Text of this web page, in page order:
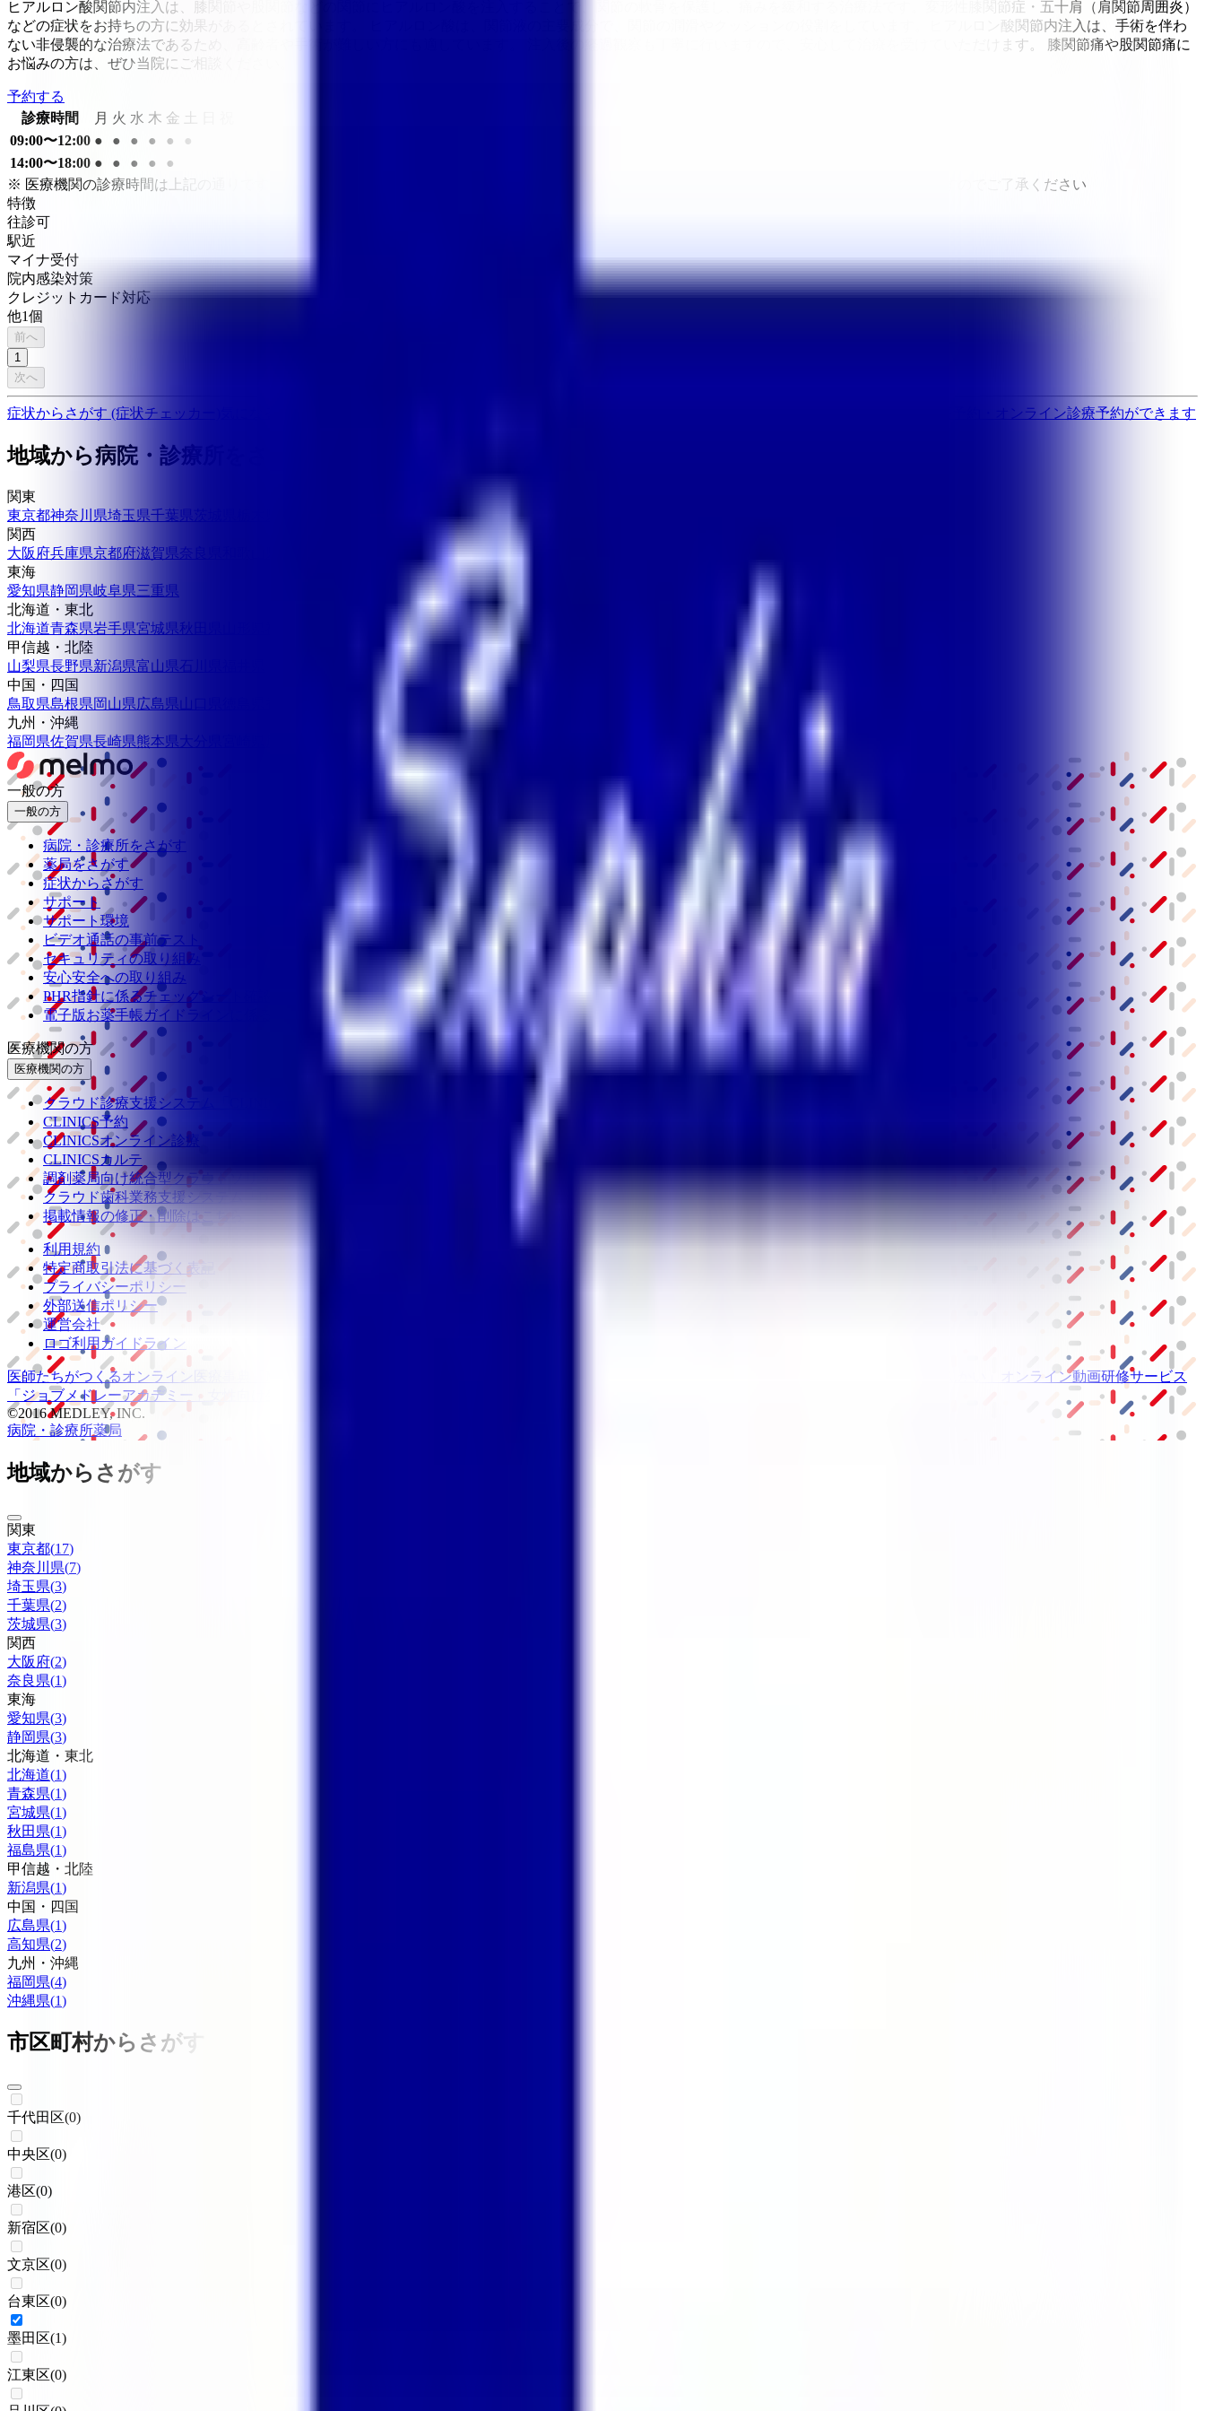
ヒアルロン酸関節内注入は、膝関節や股関節などの関節にヒアルロン酸を注入することで、関節の軟骨を保護し、痛みを緩和する治療法です。変形性膝関節症・五十肩（肩関節周囲炎）
などの症状をお持ちの方に効果があるとされています。 ヒアルロン酸は、関節液の主要成分で、関節の潤滑やクッションの役割をしています。ヒアルロン酸関節内注入は、手術を伴わ
ない非侵襲的な治療法であるため、高齢者や手術が難しい方にも適しています。 注入後の経過観察も丁寧に行いますので、安心して治療を受けていただけます。 膝関節痛や股関節痛に
お悩みの方は、ぜひ当院にご相談ください。
予約する
診療時間
月 火 水 木 金 土
09:00〜12:00 ● ● ● ● ●
●
14:00〜18:00 ● ● ● ●
●
※ 医療機関の診療時間は上記の通りですが、すでに予約が埋まっている場合や病院の都合などにより実際に予約可能な日時と異なる場合がありますのでご了承ください
特徴
往診可
駅近
マイナ受付
院内感染対策
クレジットカード対応
他1個
前へ
1
次へ
症状からさがす (症状チェッカー) 歯医者さんの対面診療予約・オンライン診療予約ができます
地域から病院・診療所をさがす
関東
東京都神奈川県埼玉県千葉県
関西
大阪府兵庫県京都府滋賀県 奈良県
東海
愛知県静岡県岐阜県三重県
北海道・東北
北海道青森県岩手県宮城県 秋田県
甲信越・北陸
山梨県長野県新潟県富山県 石川県
中国・四国
鳥取県島根県岡山県広島県
九州・沖縄
福岡県佐賀県長崎県熊本県 大分県
一般の方
一般の方
病院・診療所をさがす
薬局をさがす
症状からさがす
サポート
サポート環境
ビデオ通話の事前テスト
セキュリティの取り組み
安心安全への取り組み
PHR指針に係るチェックシート確認結果の公表
電子版お薬手帳ガイドラインに係るチェックシート確認結果の公表
医療機関の方
医療機関の方
クラウド診療支援システム
CLINICS予約
CLINICSオンライン診療
CLINICSカルテ
調剤薬局向け統合型クラウドソリューション
クラウド歯科業務支援システム「Dentis」
掲載情報の修正・削除はこちら
利用規約
特定商取引法に基づく表記
プライバシーポリシー
外部送信ポリシー
運営会社
ロゴ利用ガイドライン
医師たちがつくるオンライン医療事典 オンライン動画研修サービス
「ジョブメドレーアカデミー」
©2016 MEDLEY, INC.
病院・診療所薬局
地域からさがす
関東
東京都(17)
神奈川県(7)
埼玉県(3)
千葉県(2)
茨城県(3)
関西
大阪府(2)
奈良県(1)
東海
愛知県(3)
静岡県(3)
北海道・東北
北海道(1)
青森県(1)
宮城県(1)
秋田県(1)
福島県(1)
甲信越・北陸
新潟県(1)
中国・四国
広島県(1)
高知県(2)
九州・沖縄
福岡県(4)
沖縄県(1)
市区町村からさがす
千代田区(0)
中央区(0)
港区(0)
新宿区(0)
文京区(0)
台東区(0)
墨田区(1)
江東区(0)